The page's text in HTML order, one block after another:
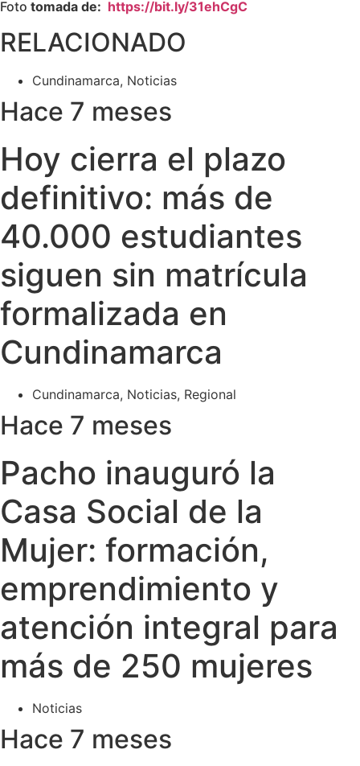
Foto tomada de: https://bit.ly/31ehCgC
RELACIONADO
Cundinamarca, Noticias
Hace 7 meses
Hoy cierra el plazo
definitivo: más de
40.000 estudiantes
siguen sin matrícula
formalizada en
Cundinamarca
Cundinamarca, Noticias, Regional
Hace 7 meses
Pacho inauguró la
Casa Social de la
Mujer: formación,
emprendimiento y
atención integral para
más de 250 mujeres
Noticias
Hace 7 meses